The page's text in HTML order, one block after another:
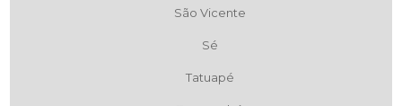
São Vicente
Sé
Tatuapé